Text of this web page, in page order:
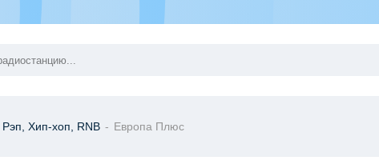
Рэп, Хип-хоп, RNB - Европа Плюс